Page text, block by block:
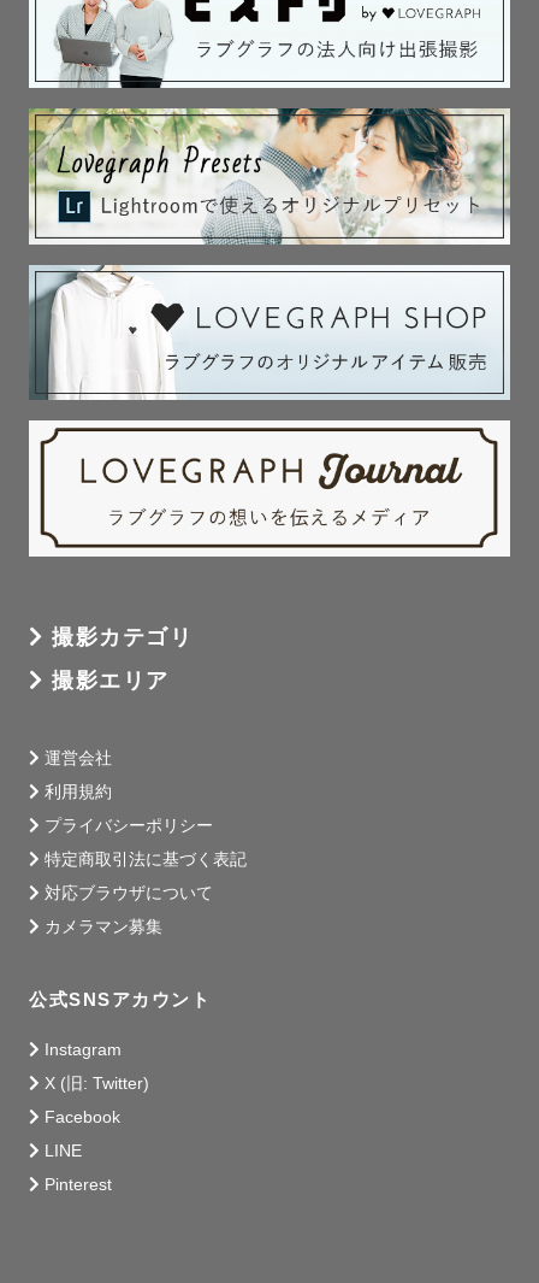
や、お宮参りなど経験済みでございます☺️✨
大学では児童福祉について学び、学童保育のボランティア
スタッフとしても活動していました。
そのため、子どもと遊ぶことが大好きです。男性が苦手、
人見知りのお子様もご安心ください！
お父さんとはお子さんの話、彼氏さんとは結婚式や趣味の
話などたくさんお話しして緊張が少しでもほぐれるよう撮
影します☺️
写真苦手な彼氏さん、パパもご安心ください！
好きなもの：無印良品、邦楽ロック
最近行った場所：アンパンマンミュージアム
２、実績
⚪︎式場のカメラマンとしても活動
⚪︎社内カメラマン1500人の上位1％認定💎
人に選ばれました！
⚪︎延べ800組以上の撮影（関西トップ級）
３、七五三をご検討の方へ
千歳飴袋！、数字の３と５の可愛い木製プレート！）
七五三の撮影は今年で８年目で、関西の登録カメラマンの
中でも経験豊富です！
私にも娘がおり、記念日に綺麗な写真を残したい！また撮
影自体が子どもにとって思い出深いものなってほしいとい
撮影カテゴリ
撮影エリア
運営会社
利用規約
プライバシーポリシー
特定商取引法に基づく表記
対応ブラウザについて
カメラマン募集
公式SNSアカウント
Instagram
X (旧: Twitter)
Facebook
LINE
Pinterest